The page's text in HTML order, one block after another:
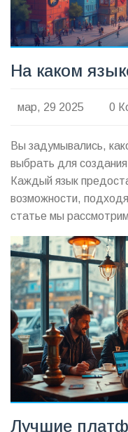
На каком
мар, 29 2025 0
Вы задумывались,
выбрать для
Каждый язык
возможности,
статье мы
особенности и
малого бизнеса
сэкономить время и
функциональным.
Лучшие